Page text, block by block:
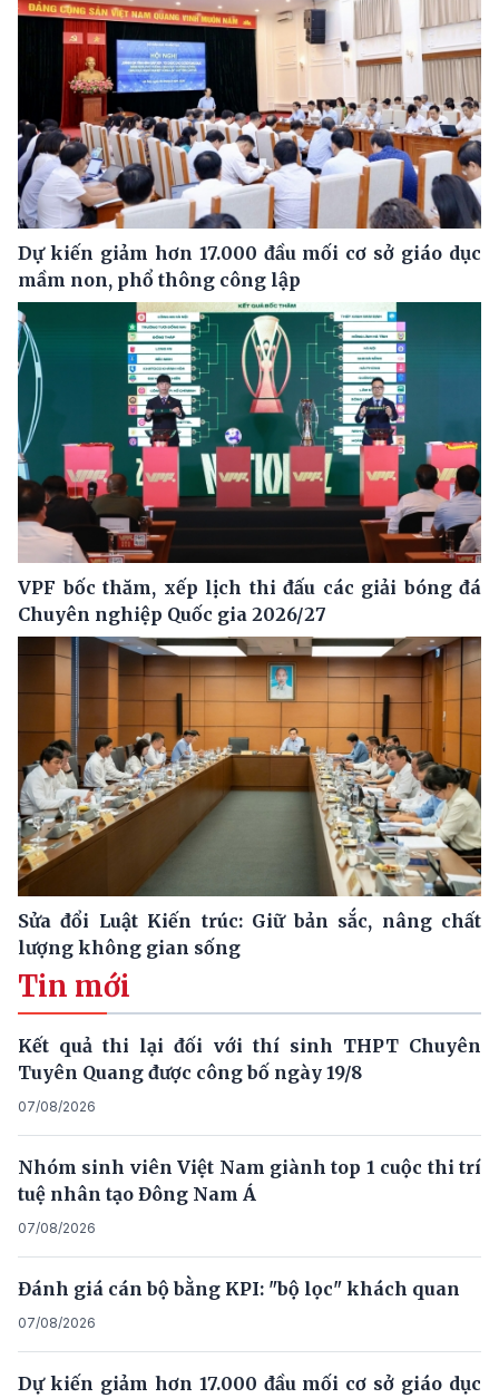
Dự kiến giảm hơn 17.000 đầu mối cơ sở giáo dục
mầm non, phổ thông công lập
VPF bốc thăm, xếp lịch thi đấu các giải bóng đá
Chuyên nghiệp Quốc gia 2026/27
Sửa đổi Luật Kiến trúc: Giữ bản sắc, nâng chất
lượng không gian sống
Tin mới
Kết quả thi lại đối với thí sinh THPT Chuyên
Tuyên Quang được công bố ngày 19/8
07/08/2026
Nhóm sinh viên Việt Nam giành top 1 cuộc thi trí
tuệ nhân tạo Đông Nam Á
07/08/2026
Đánh giá cán bộ bằng KPI: "bộ lọc" khách quan
07/08/2026
Dự kiến giảm hơn 17.000 đầu mối cơ sở giáo dục